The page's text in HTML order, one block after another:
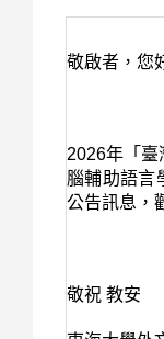
敬啟者，您
2026年「臺
腦輔助語言
公告訊息，
敬祝 教安